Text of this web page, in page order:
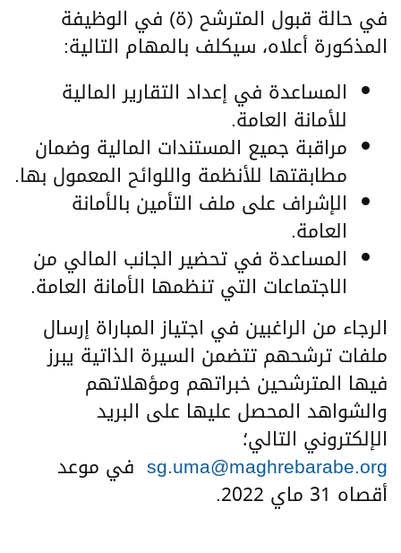
في حالة قبول المترشح (ة) في الوظيفة
المذكورة أعلاه، سيكلف بالمهام التالية:
المساعدة في إعداد التقارير المالية
للأمانة العامة.
مراقبة جميع المستندات المالية وضمان
مطابقتها للأنظمة واللوائح المعمول بها.
الإشراف على ملف التأمين بالأمانة
العامة.
المساعدة في تحضير الجانب المالي من
الاجتماعات التي تنظمها الأمانة العامة.
الرجاء من الراغبين في اجتياز المباراة إرسال
ملفات ترشحهم تتضمن السيرة الذاتية يبرز
فيها المترشحين خبراتهم ومؤهلاتهم
والشواهد المحصل عليها على البريد
الإلكتروني التالي؛
sg.uma@maghrebarabe.org في موعد
أقصاه 31 ماي 2022.